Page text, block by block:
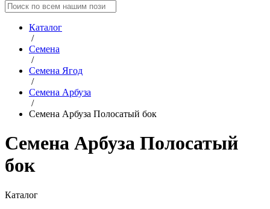
Каталог
/
Семена
/
Семена Ягод
/
Семена Арбуза
/
Семена Арбуза Полосатый бок
Семена Арбуза Полосатый
бок
Каталог